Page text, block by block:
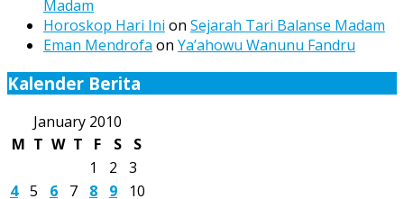
Madam
Horoskop Hari Ini on Sejarah Tari Balanse Madam
Eman Mendrofa on Ya’ahowu Wanunu Fandru
Kalender Berita
January 2010
M T W T F S
S
1
2
3
4 5 6 7 8 9 10